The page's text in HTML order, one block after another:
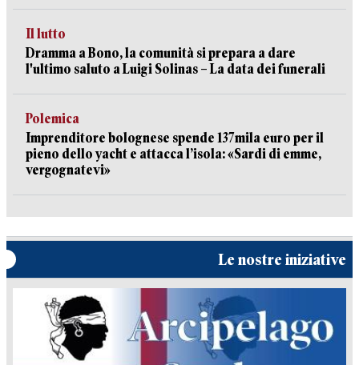
Il lutto
Dramma a Bono, la comunità si prepara a dare
l'ultimo saluto a Luigi Solinas – La data dei funerali
Polemica
Imprenditore bolognese spende 137mila euro per il
pieno dello yacht e attacca l’isola: «Sardi di emme,
vergognatevi»
Le nostre iniziative